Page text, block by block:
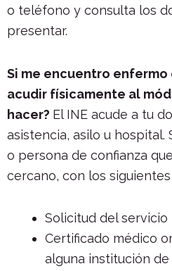
o teléfono y consulta los
presentar.
Si me encuentro
acudir físicamente al
hacer? El INE acude a tu
asistencia, asilo u hospital.
o persona de confianza
cercano, con los
Solicitud del servicio
Certificado médico
alguna institución